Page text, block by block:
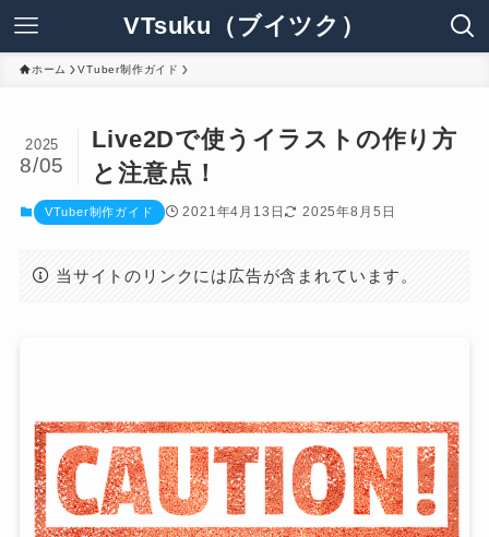
VTsuku（ブイツク）
ホーム VTuber制作ガイド
Live2Dで使うイラストの作り方
と注意点！
2025
8/05
VTuber制作ガイド 2021年4月13日 2025年8月5日
当サイトのリンクには広告が含まれています。